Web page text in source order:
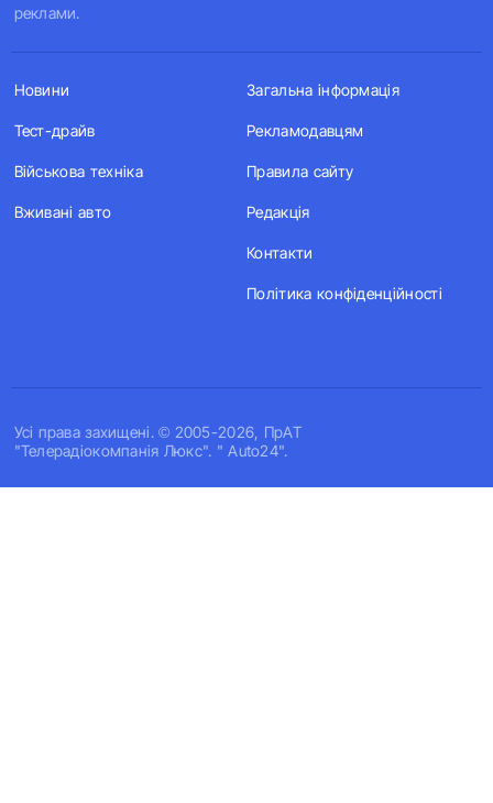
реклами.
Усi права захищенi. © 2005-2026, ПрАТ
"Телерадіокомпанія Люкс". " Auto24".
Новини
Тест-драйв
Військова техніка
Вживані авто
Загальна інформація
Рекламодавцям
Правила сайту
Редакція
Контакти
Політика конфіденційності